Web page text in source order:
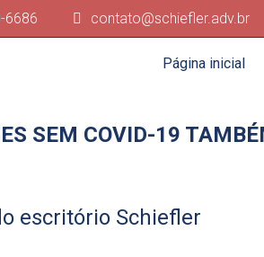
6686 contato@schiefler.adv.br
Página inicial
SEM COVID-19
escritório Schiefler